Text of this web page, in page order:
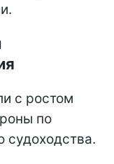
с ростом
по
судоходства.